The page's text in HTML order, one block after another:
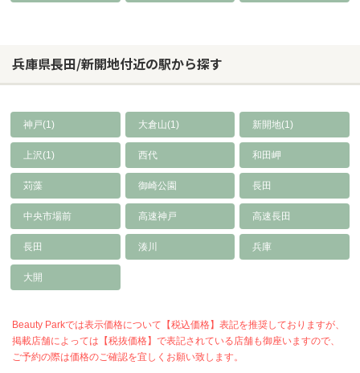
兵庫県長田/新開地付近の駅から探す
神戸(1) 大倉山(1) 新開地(1)
上沢(1) 西代 和田岬
苅藻 御崎公園 長田
中央市場前 高速神戸 高速長田
長田 湊川 兵庫
大開
Beauty Parkでは表示価格について【税込価格】表記を推奨しておりますが、
掲載店舗によっては【税抜価格】で表記されている店舗も御座いますので、
ご予約の際は価格のご確認を宜しくお願い致します。